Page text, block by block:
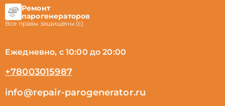
Ремонт
парогенераторов
Все правы защищены (с)
Ежедневно, с 10:00 до 20:00
+78003015987
info@repair-parogenerator.ru